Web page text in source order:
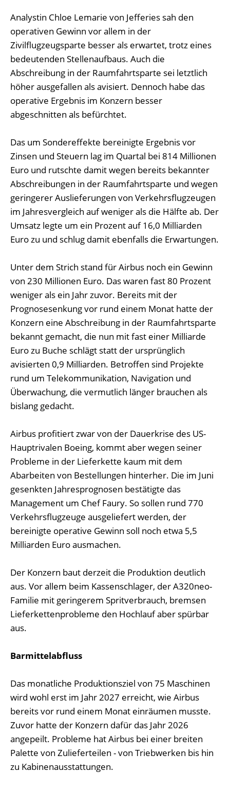
Analystin Chloe Lemarie von Jefferies sah den
operativen Gewinn vor allem in der
Zivilflugzeugsparte besser als erwartet, trotz eines
bedeutenden Stellenaufbaus. Auch die
Abschreibung in der Raumfahrtsparte sei letztlich
höher ausgefallen als avisiert. Dennoch habe das
operative Ergebnis im Konzern besser
abgeschnitten als befürchtet.
Das um Sondereffekte bereinigte Ergebnis vor
Zinsen und Steuern lag im Quartal bei 814 Millionen
Euro und rutschte damit wegen bereits bekannter
Abschreibungen in der Raumfahrtsparte und wegen
geringerer Auslieferungen von Verkehrsflugzeugen
im Jahresvergleich auf weniger als die Hälfte ab. Der
Umsatz legte um ein Prozent auf 16,0 Milliarden
Euro zu und schlug damit ebenfalls die Erwartungen.
Unter dem Strich stand für Airbus noch ein Gewinn
von 230 Millionen Euro. Das waren fast 80 Prozent
weniger als ein Jahr zuvor. Bereits mit der
Prognosesenkung vor rund einem Monat hatte der
Konzern eine Abschreibung in der Raumfahrtsparte
bekannt gemacht, die nun mit fast einer Milliarde
Euro zu Buche schlägt statt der ursprünglich
avisierten 0,9 Milliarden. Betroffen sind Projekte
rund um Telekommunikation, Navigation und
Überwachung, die vermutlich länger brauchen als
bislang gedacht.
Airbus profitiert zwar von der Dauerkrise des US-
Hauptrivalen Boeing, kommt aber wegen seiner
Probleme in der Lieferkette kaum mit dem
Abarbeiten von Bestellungen hinterher. Die im Juni
gesenkten Jahresprognosen bestätigte das
Management um Chef Faury. So sollen rund 770
Verkehrsflugzeuge ausgeliefert werden, der
bereinigte operative Gewinn soll noch etwa 5,5
Milliarden Euro ausmachen.
Der Konzern baut derzeit die Produktion deutlich
aus. Vor allem beim Kassenschlager, der A320neo-
Familie mit geringerem Spritverbrauch, bremsen
Lieferkettenprobleme den Hochlauf aber spürbar
aus.
Barmittelabfluss
Das monatliche Produktionsziel von 75 Maschinen
wird wohl erst im Jahr 2027 erreicht, wie Airbus
bereits vor rund einem Monat einräumen musste.
Zuvor hatte der Konzern dafür das Jahr 2026
angepeilt. Probleme hat Airbus bei einer breiten
Palette von Zulieferteilen - von Triebwerken bis hin
zu Kabinenausstattungen.